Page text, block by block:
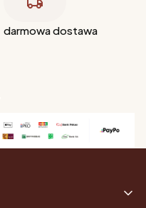
darmowa dostawa